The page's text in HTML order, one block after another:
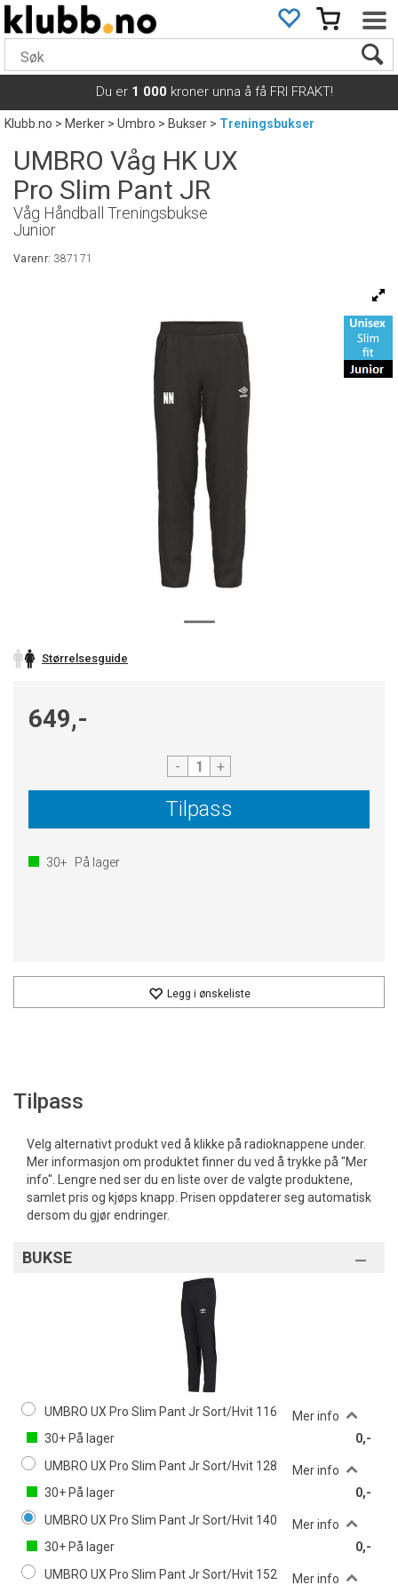
Du er 1 000 kroner unna å få FRI FRAKT!
Klubb.no>Merker>Umbro>Bukser>Treningsbukser
UMBRO Våg HK UX
Pro Slim Pant JR
Våg Håndball Treningsbukse
Junior
Varenr: 387171
Størrelsesguide
649,-
- +
Tilpass
30+ På lager
Legg i ønskeliste
Tilpass
Velg alternativt produkt ved å klikke på radioknappene under.
Mer informasjon om produktet finner du ved å trykke på "Mer
info". Lengre ned ser du en liste over de valgte produktene,
samlet pris og kjøps knapp. Prisen oppdaterer seg automatisk
dersom du gjør endringer.
BUKSE
UMBRO UX Pro Slim Pant Jr Sort/Hvit 116
Mer info
30+ På lager
0,-
UMBRO UX Pro Slim Pant Jr Sort/Hvit 128
Mer info
30+ På lager
0,-
UMBRO UX Pro Slim Pant Jr Sort/Hvit 140
Mer info
30+ På lager
0,-
UMBRO UX Pro Slim Pant Jr Sort/Hvit 152
Mer info